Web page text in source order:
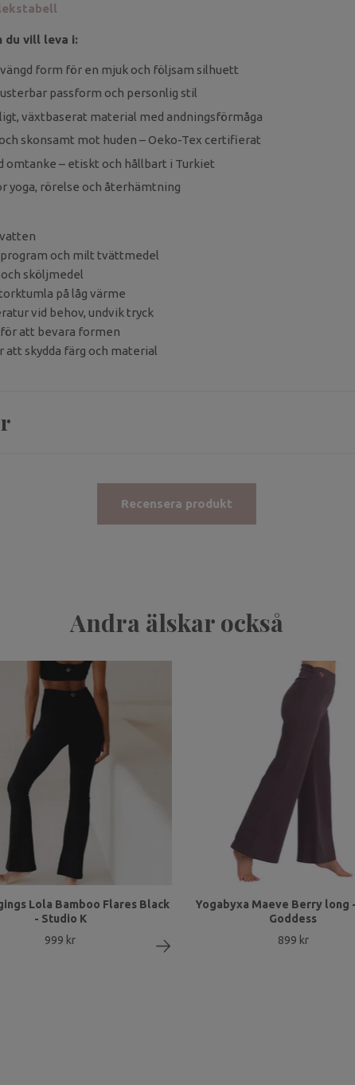
du vill leva i:
form för en mjuk och följsam silhuett
passform och personlig stil
växtbaserat material med andningsförmåga
skonsamt mot huden – Oeko-Tex certifierat
omtanke – etiskt och hållbart i Turkiet
yoga, rörelse och återhämtning
och milt tvättmedel
sköljmedel
på låg värme
vid behov, undvik tryck
att bevara formen
att skydda färg och material
Recensera produkt
Andra älskar också
Lola Bamboo Flares Black
- Studio K
999 kr
Yogabyxa Maeve Berry long
Goddess
899 kr